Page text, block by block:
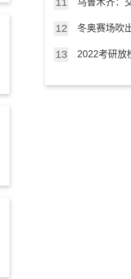
乌鲁木齐：
冬奥赛场吹
2022考研放